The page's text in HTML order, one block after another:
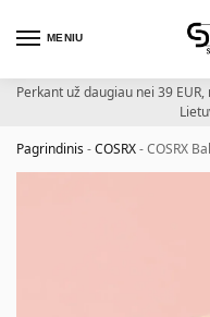
MENIU
Perkant už daugiau nei 39
Pagrindinis-COSRX-COSRX